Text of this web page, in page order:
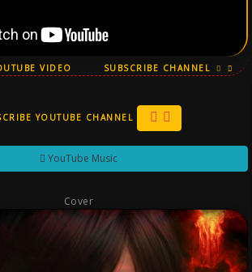
VIDEO SUBSCRIBE CHANNEL
YOUTUBE CHANNEL
YouTube Music
Cover